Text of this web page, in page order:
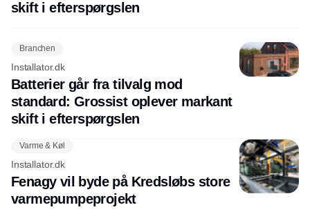
skift i efterspørgslen
Branchen
Installator.dk
Batterier går fra tilvalg mod
standard: Grossist oplever markant
skift i efterspørgslen
Varme & Køl
Installator.dk
Fenagy vil byde på Kredsløbs store
varmepumpeprojekt